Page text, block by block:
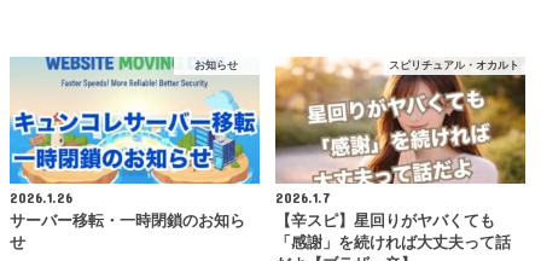
お知らせ
2026.1.26
サーバー移転・一時閉鎖のお知ら
せ
スピリチュアル・オカルト
2026.1.7
【辛スピ】星回りがヤバくても
「感謝」を続ければ大丈夫って話